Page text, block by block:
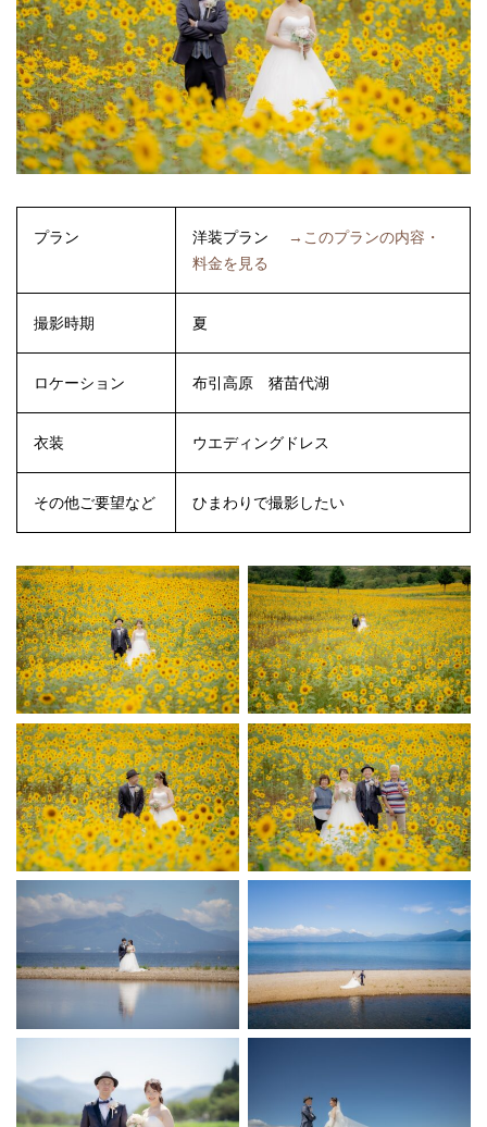
プラン 洋装プラン
→このプランの内容・
料金を見る
撮影時期 夏
ロケーション 布引高原 猪苗代湖
衣装 ウエディングドレス
その他ご要望など ひまわりで撮影したい